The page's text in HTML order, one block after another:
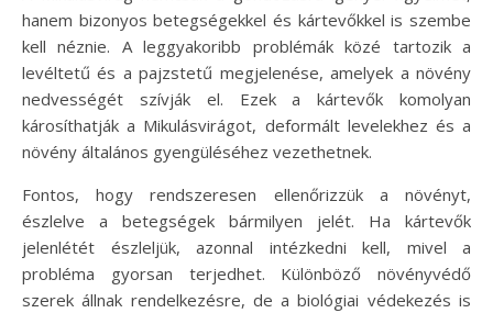
hanem bizonyos betegségekkel és kártevőkkel is szembe
kell néznie. A leggyakoribb problémák közé tartozik a
levéltetű és a pajzstetű megjelenése, amelyek a növény
nedvességét szívják el. Ezek a kártevők komolyan
károsíthatják a Mikulásvirágot, deformált levelekhez és a
növény általános gyengüléséhez vezethetnek.
Fontos, hogy rendszeresen ellenőrizzük a növényt,
észlelve a betegségek bármilyen jelét. Ha kártevők
jelenlétét észleljük, azonnal intézkedni kell, mivel a
probléma gyorsan terjedhet. Különböző növényvédő
szerek állnak rendelkezésre, de a biológiai védekezés is